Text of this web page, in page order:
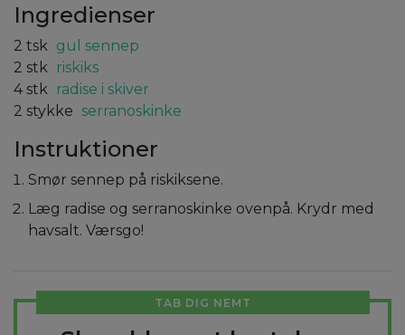
Ingredienser
2 tsk gul sennep
2 stk riskiks
4 stk radise i skiver
2 stykke serranoskinke
Instruktioner
Smør sennep på riskiksene.
Læg radise og serranoskinke ovenpå. Krydr med
havsalt. Værsgo!
TAB DIG NEMT